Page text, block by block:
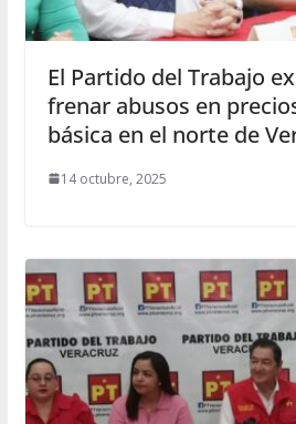
El Partido del Trabajo
frenar abusos en
básica en el norte de
14 octubre, 2025